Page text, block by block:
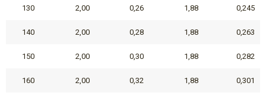
130 2,00 0,26 1,88 0,245
140 2,00 0,28 1,88 0,263
150 2,00 0,30 1,88 0,282
160 2,00 0,32 1,88 0,301